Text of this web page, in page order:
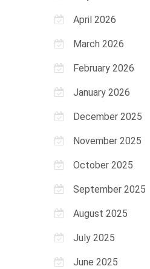
April 2026
March 2026
February 2026
January 2026
December 2025
November 2025
October 2025
September 2025
August 2025
July 2025
June 2025